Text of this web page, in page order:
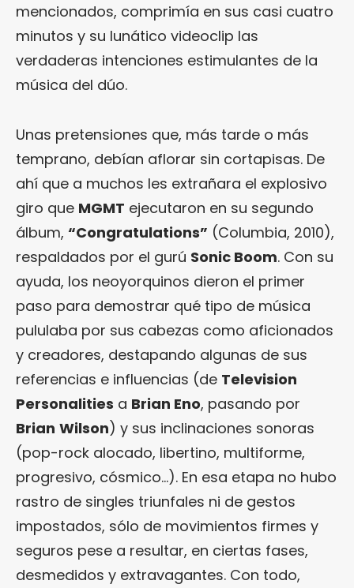
mencionados, comprimía en sus casi cuatro
minutos y su lunático videoclip las
verdaderas intenciones estimulantes de la
música del dúo.
Unas pretensiones que, más tarde o más
temprano, debían aflorar sin cortapisas. De
ahí que a muchos les extrañara el explosivo
giro que MGMT ejecutaron en su segundo
álbum, “Congratulations” (Columbia, 2010),
respaldados por el gurú Sonic Boom. Con su
ayuda, los neoyorquinos dieron el primer
paso para demostrar qué tipo de música
pululaba por sus cabezas como aficionados
y creadores, destapando algunas de sus
referencias e influencias (de Television
Personalities a Brian Eno, pasando por
Brian Wilson) y sus inclinaciones sonoras
(pop-rock alocado, libertino, multiforme,
progresivo, cósmico…). En esa etapa no hubo
rastro de singles triunfales ni de gestos
impostados, sólo de movimientos firmes y
seguros pese a resultar, en ciertas fases,
desmedidos y extravagantes. Con todo,